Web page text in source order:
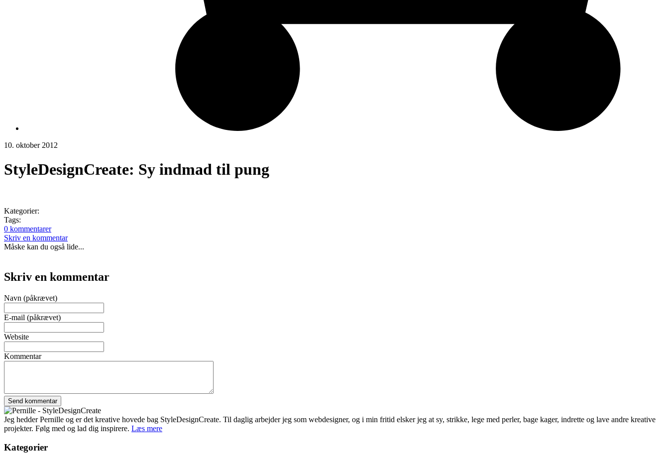
10. oktober 2012
StyleDesignCreate: Sy indmad til pung
Kategorier:
Tags:
0 kommentarer
Skriv en kommentar
Måske kan du også lide...
Skriv en kommentar
Navn (påkrævet)
E-mail (påkrævet)
Website
Kommentar
Jeg hedder Pernille og er det kreative hovede bag StyleDesignCreate. Til daglig arbejder jeg som webdesigner, og i min fritid elsker jeg at sy, strikke, lege med perler, bage kager, indrette og lave andre kreative
projekter. Følg med og lad dig inspirere. Læs mere
Kategorier